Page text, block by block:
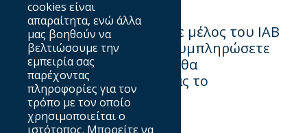
Αν ενδιαφέρεστε να γίνετε μέλος του ΙΑΒ
Hellas, παρακαλούμε να συμπληρώσετε
την παρακάτω φόρμα και θα
επικοινωνήσουμε μαζί σας το
συντομότερο.
cookies είναι
απαραίτητα, ενώ άλλα
μας βοηθούν να
βελτιώσουμε την
εμπειρία σας
παρέχοντας
πληροφορίες για τον
τρόπο με τον οποίο
χρησιμοποιείται ο
ιστότοπος. Μπορείτε να